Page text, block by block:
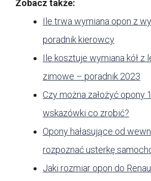
Zobacz także:
Ile trwa wymiana opon z
poradnik kierowcy
Ile kosztuje wymiana kół z
zimowe – poradnik 2023
Czy można założyć opony
wskazówki co zrobić?
Opony hałasujące od
rozpoznać usterkę
Jaki rozmiar opon do